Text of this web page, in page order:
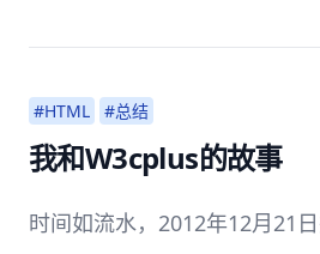
#HTML #总结
我和W3cplus的故事
时间如流水，2012年12月21